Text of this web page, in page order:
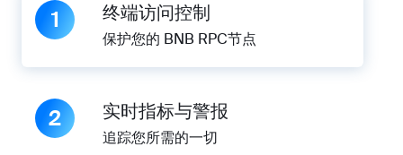
1 终端访问控制
保护您的 BNB RPC节点
2 实时指标与警报
追踪您所需的一切